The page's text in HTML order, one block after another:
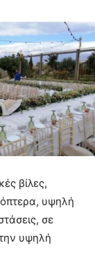
βίλες,
υψηλή
σε
υψηλή